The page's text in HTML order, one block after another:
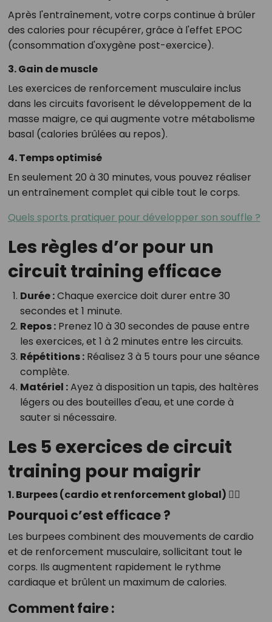
Après l'entraînement, votre corps continue à brûler
des calories pour récupérer, grâce à l'effet EPOC
(consommation d'oxygène post-exercice).
3. Gain de muscle
Les exercices de renforcement musculaire inclus
dans les circuits favorisent le développement de la
masse maigre, ce qui augmente votre métabolisme
basal (calories brûlées au repos).
4. Temps optimisé
En seulement 20 à 30 minutes, vous pouvez réaliser
un entraînement complet qui cible tout le corps.
Quels sports pratiquer pour développer son souffle ?
Les règles d’or pour un
circuit training efficace
Durée :Chaque exercice doit durer entre 30
secondes et 1 minute.
Repos :Prenez 10 à 30 secondes de pause entre
les exercices, et 1 à 2 minutes entre les circuits.
Répétitions :Réalisez 3 à 5 tours pour une séance
complète.
Matériel :Ayez à disposition un tapis, des haltères
légers ou des bouteilles d'eau, et une corde à
sauter si nécessaire.
Les 5 exercices de circuit
training pour maigrir
1. Burpees (cardio et renforcement global) 🏃‍♂️
Pourquoi c’est efficace ?
Les burpees combinent des mouvements de cardio
et de renforcement musculaire, sollicitant tout le
corps. Ils augmentent rapidement le rythme
cardiaque et brûlent un maximum de calories.
Comment faire :